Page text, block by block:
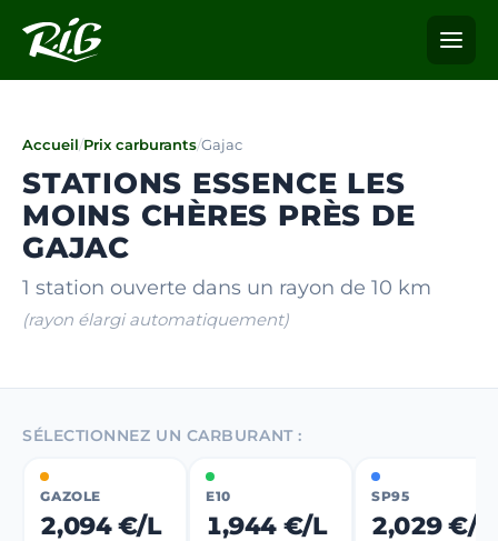
Accueil/Prix carburants/Gajac
STATIONS ESSENCE LES
MOINS CHÈRES PRÈS DE
GAJAC
1 station ouverte dans un rayon de 10 km
(rayon élargi automatiquement)
SÉLECTIONNEZ UN CARBURANT :
GAZOLE
2,094 €/L
E10
1,944 €/L
SP95
2,029 €/L